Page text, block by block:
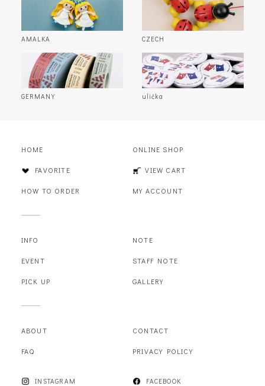
AMALKA CZECH
GERMANY ulička
HOME ONLINE SHOP
FAVORITE VIEW CART
HOW TO ORDER MY ACCOUNT
INFO NOTE
EVENT STAFF NOTE
PICK UP GALLERY
ABOUT CONTACT
FAQ PRIVACY POLICY
INSTAGRAM FACEBOOK